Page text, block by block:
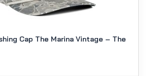
Cap The Marina Vintage – The